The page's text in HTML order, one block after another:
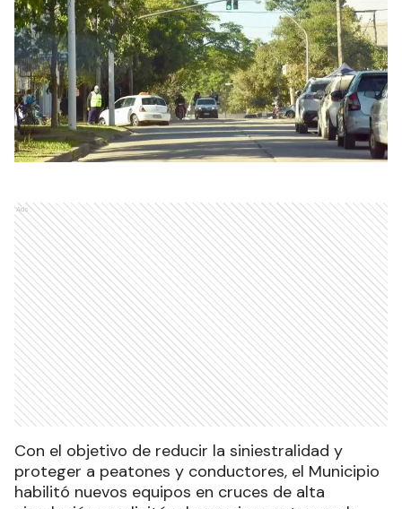
Ads
Con el objetivo de reducir la siniestralidad y
proteger a peatones y conductores, el Municipio
habilitó nuevos equipos en cruces de alta